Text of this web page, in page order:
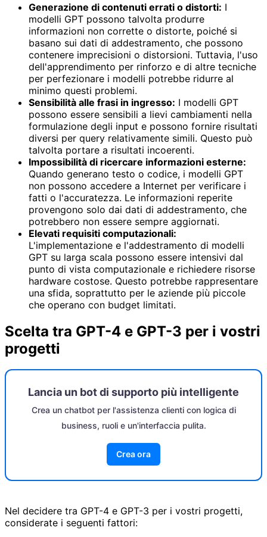
Generazione di contenuti errati o distorti: I
modelli GPT possono talvolta produrre
informazioni non corrette o distorte, poiché si
basano sui dati di addestramento, che possono
contenere imprecisioni o distorsioni. Tuttavia, l'uso
dell'apprendimento per rinforzo e di altre tecniche
per perfezionare i modelli potrebbe ridurre al
minimo questi problemi.
Sensibilità alle frasi in ingresso: I modelli GPT
possono essere sensibili a lievi cambiamenti nella
formulazione degli input e possono fornire risultati
diversi per query relativamente simili. Questo può
talvolta portare a risultati incoerenti.
Impossibilità di ricercare informazioni esterne:
Quando generano testo o codice, i modelli GPT
non possono accedere a Internet per verificare i
fatti o l'accuratezza. Le informazioni reperite
provengono solo dai dati di addestramento, che
potrebbero non essere sempre aggiornati.
Elevati requisiti computazionali:
L'implementazione e l'addestramento di modelli
GPT su larga scala possono essere intensivi dal
punto di vista computazionale e richiedere risorse
hardware costose. Questo potrebbe rappresentare
una sfida, soprattutto per le aziende più piccole
che operano con budget limitati.
Scelta tra GPT-4 e GPT-3 per i vostri
progetti
Lancia un bot di supporto più intelligente
Crea un chatbot per l'assistenza clienti con logica di
business, ruoli e un'interfaccia pulita.
Crea ora
Nel decidere tra GPT-4 e GPT-3 per i vostri progetti,
considerate i seguenti fattori: